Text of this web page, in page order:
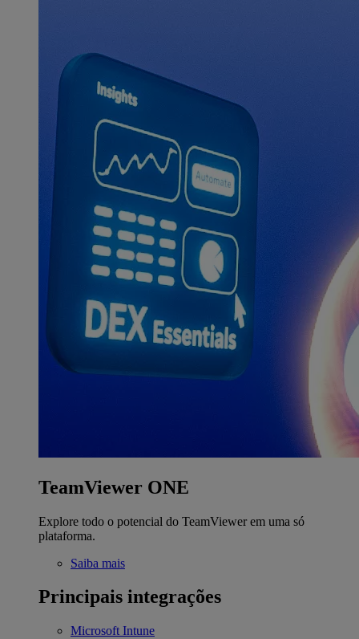
TeamViewer ONE
Explore todo o potencial do TeamViewer em uma só
plataforma.
Saiba mais
Principais integrações
Microsoft Intune